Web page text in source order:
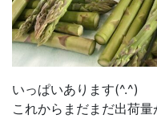
いっぱいあります(^.^)
これからまだまだ出荷量